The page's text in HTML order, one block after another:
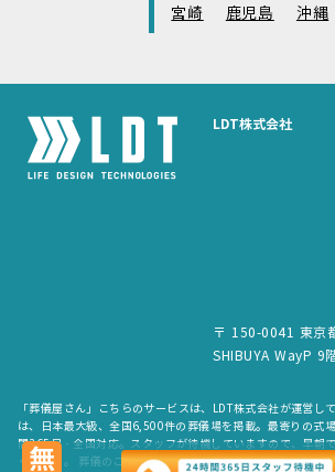
宮崎
鹿児島 沖縄
LDT株式会社
〒 150-0041 東京
SHIBUYA WayP 9
「葬儀屋さん」こちらのサービスは、LDT株式会社が運営し
は、日本最大級、全国6,500件の葬儀場を掲載。最寄りの式
間365日・全国対応。スタッフが待機していますので、早朝
ください。 葬儀のご依頼だけでなく、お見積もりや費用の